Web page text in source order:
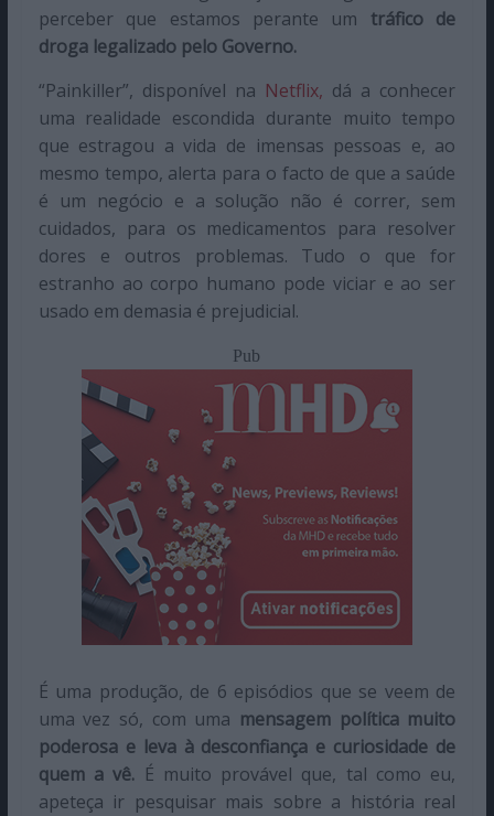
perceber que estamos perante um tráfico de
droga legalizado pelo Governo.
“Painkiller”, disponível na Netflix, dá a conhecer
uma realidade escondida durante muito tempo
que estragou a vida de imensas pessoas e, ao
mesmo tempo, alerta para o facto de que a saúde
é um negócio e a solução não é correr, sem
cuidados, para os medicamentos para resolver
dores e outros problemas. Tudo o que for
estranho ao corpo humano pode viciar e ao ser
usado em demasia é prejudicial.
Pub
É uma produção, de 6 episódios que se veem de
uma vez só, com uma mensagem política muito
poderosa e leva à desconfiança e curiosidade de
quem a vê. É muito provável que, tal como eu,
apeteça ir pesquisar mais sobre a história real